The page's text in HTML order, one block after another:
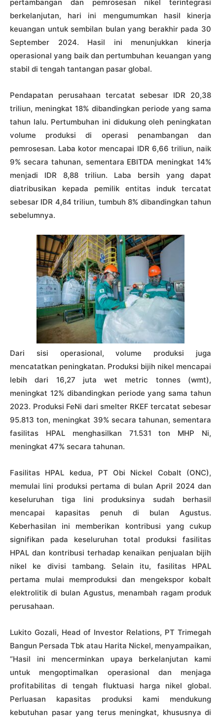
pertambangan dan pemrosesan nikel terintegrasi
berkelanjutan, hari ini mengumumkan hasil kinerja
keuangan untuk sembilan bulan yang berakhir pada 30
September 2024. Hasil ini menunjukkan kinerja
operasional yang baik dan pertumbuhan keuangan yang
stabil di tengah tantangan pasar global.
Pendapatan perusahaan tercatat sebesar IDR 20,38
triliun, meningkat 18% dibandingkan periode yang sama
tahun lalu. Pertumbuhan ini didukung oleh peningkatan
volume produksi di operasi penambangan dan
pemrosesan. Laba kotor mencapai IDR 6,66 triliun, naik
9% secara tahunan, sementara EBITDA meningkat 14%
menjadi IDR 8,88 triliun. Laba bersih yang dapat
diatribusikan kepada pemilik entitas induk tercatat
sebesar IDR 4,84 triliun, tumbuh 8% dibandingkan tahun
sebelumnya.
Dari sisi operasional, volume produksi juga
mencatatkan peningkatan. Produksi bijih nikel mencapai
lebih dari 16,27 juta wet metric tonnes (wmt),
meningkat 12% dibandingkan periode yang sama tahun
2023. Produksi FeNi dari smelter RKEF tercatat sebesar
95.813 ton, meningkat 39% secara tahunan, sementara
fasilitas HPAL menghasilkan 71.531 ton MHP Ni,
meningkat 47% secara tahunan.
Fasilitas HPAL kedua, PT Obi Nickel Cobalt (ONC),
memulai lini produksi pertama di bulan April 2024 dan
keseluruhan tiga lini produksinya sudah berhasil
mencapai kapasitas penuh di bulan Agustus.
Keberhasilan ini memberikan kontribusi yang cukup
signifikan pada keseluruhan total produksi fasilitas
HPAL dan kontribusi terhadap kenaikan penjualan bijih
nikel ke divisi tambang. Selain itu, fasilitas HPAL
pertama mulai memproduksi dan mengekspor kobalt
elektrolitik di bulan Agustus, menambah ragam produk
perusahaan.
Lukito Gozali, Head of Investor Relations, PT Trimegah
Bangun Persada Tbk atau Harita Nickel, menyampaikan,
“Hasil ini mencerminkan upaya berkelanjutan kami
untuk mengoptimalkan operasional dan menjaga
profitabilitas di tengah fluktuasi harga nikel global.
Perluasan kapasitas produksi kami mendukung
kebutuhan pasar yang terus meningkat, khususnya di